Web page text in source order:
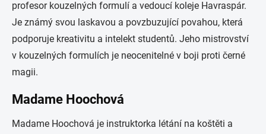
profesor kouzelných formulí a vedoucí koleje Havraspár.
Je známý svou laskavou a povzbuzující povahou, která
podporuje kreativitu a intelekt studentů. Jeho mistrovství
v kouzelných formulích je neocenitelné v boji proti černé
magii.
Madame Hoochová
Madame Hoochová je instruktorka létání na koštěti a